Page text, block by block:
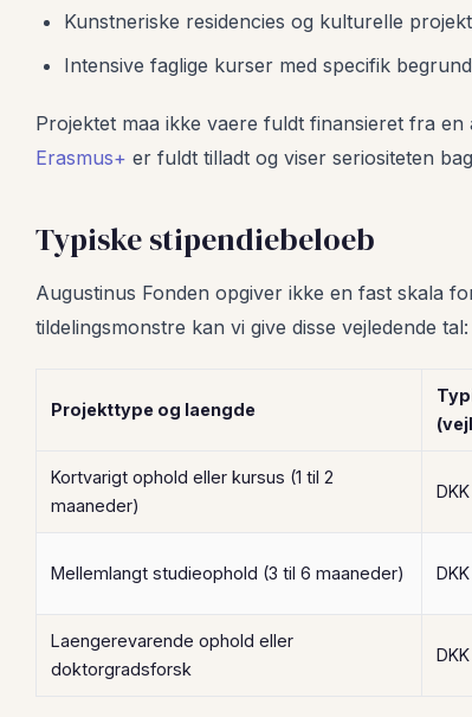
Kunstneriske residencies og kulturelle
Intensive faglige kurser med specifik
Projektet maa ikke vaere fuldt finansieret fra
Erasmus+ er fuldt tilladt og viser seriositeten
Typiske stipendiebeloeb
Augustinus Fonden opgiver ikke en fast skala
tildelingsmonstre kan vi give disse vejledende tal:
Projekttype og laengde
Kortvarigt ophold eller kursus (1 til 2
maaneder)
Mellemlangt studieophold (3 til 6 maaneder)
Laengerevarende ophold eller
doktorgradsforsk